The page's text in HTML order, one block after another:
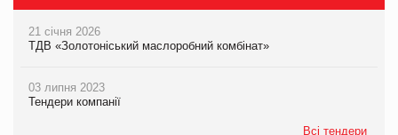
21 січня 2026
ТДВ «Золотоніський маслоробний комбінат»
03 липня 2023
Тендери компанії
Всі тендери